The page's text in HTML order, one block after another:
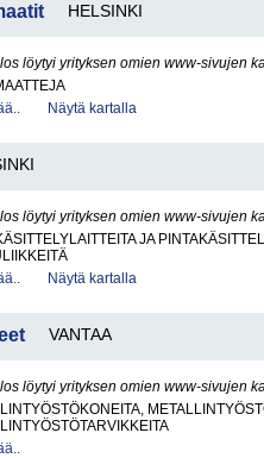
HELSINKI
löytyi yrityksen omien www-sivujen
Näytä kartalla
löytyi yrityksen omien www-sivujen
JA
Näytä kartalla
VANTAA
löytyi yrityksen omien www-sivujen